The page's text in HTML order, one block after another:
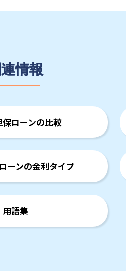
情報
ローンの比較
ーンの金利タイプ
用語集